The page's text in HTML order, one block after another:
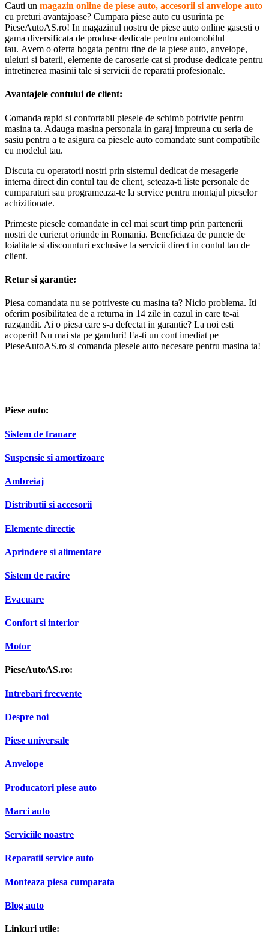
Cauti un magazin online de piese auto, accesorii si anvelope auto
cu preturi avantajoase? Cumpara piese auto cu usurinta pe
PieseAutoAS.ro! In magazinul nostru de piese auto online gasesti o
gama diversificata de produse dedicate pentru automobilul
tau. Avem o oferta bogata pentru tine de la piese auto, anvelope,
uleiuri si baterii, elemente de caroserie cat si produse dedicate pentru
intretinerea masinii tale si servicii de reparatii profesionale.
Avantajele contului de client:
Comanda rapid si confortabil piesele de schimb potrivite pentru
masina ta. Adauga masina personala in garaj impreuna cu seria de
sasiu pentru a te asigura ca piesele auto comandate sunt compatibile
cu modelul tau.
Discuta cu operatorii nostri prin sistemul dedicat de mesagerie
interna direct din contul tau de client, seteaza-ti liste personale de
cumparaturi sau programeaza-te la service pentru montajul pieselor
achizitionate.
Primeste piesele comandate in cel mai scurt timp prin partenerii
nostri de curierat oriunde in Romania. Beneficiaza de puncte de
loialitate si discounturi exclusive la servicii direct in contul tau de
client.
Retur si garantie:
Piesa comandata nu se potriveste cu masina ta? Nicio problema. Iti
oferim posibilitatea de a returna in 14 zile in cazul in care te-ai
razgandit. Ai o piesa care s-a defectat in garantie? La noi esti
acoperit! Nu mai sta pe ganduri! Fa-ti un cont imediat pe
PieseAutoAS.ro si comanda piesele auto necesare pentru masina ta!
Piese auto:
Sistem de franare
Suspensie si amortizoare
Ambreiaj
Distributii si accesorii
Elemente directie
Aprindere si alimentare
Sistem de racire
Evacuare
Confort si interior
Motor
PieseAutoAS.ro:
Intrebari frecvente
Despre noi
Piese universale
Anvelope
Producatori piese auto
Marci auto
Serviciile noastre
Reparatii service auto
Monteaza piesa cumparata
Blog auto
Linkuri utile: